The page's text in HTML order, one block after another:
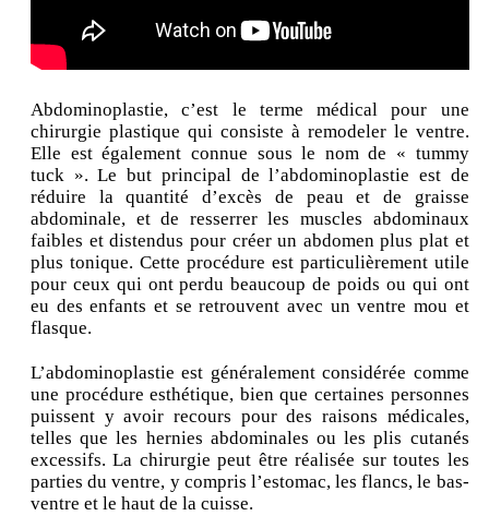
Abdominoplastie, c’est le terme médical pour une
chirurgie plastique qui consiste à remodeler le ventre.
Elle est également connue sous le nom de « tummy
tuck ». Le but principal de l’abdominoplastie est de
réduire la quantité d’excès de peau et de graisse
abdominale, et de resserrer les muscles abdominaux
faibles et distendus pour créer un abdomen plus plat et
plus tonique. Cette procédure est particulièrement utile
pour ceux qui ont perdu beaucoup de poids ou qui ont
eu des enfants et se retrouvent avec un ventre mou et
flasque.
L’abdominoplastie est généralement considérée comme
une procédure esthétique, bien que certaines personnes
puissent y avoir recours pour des raisons médicales,
telles que les hernies abdominales ou les plis cutanés
excessifs. La chirurgie peut être réalisée sur toutes les
parties du ventre, y compris l’estomac, les flancs, le bas-
ventre et le haut de la cuisse.